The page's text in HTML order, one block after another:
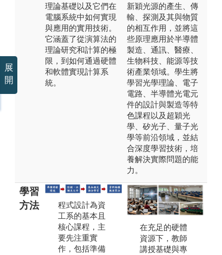
理論基礎以及它們在
電腦系統中如何實現
與應用的實用技術。
它涵蓋了從演算法的
理論研究和計算的極
限，到如何通過硬體
和軟體實現計算系
統。
新穎光源的產生、傳
輸、探測及其與物質
的相互作用，並將這
些原理應用於半導體
製造、通訊、醫療、
生物科技、能源等技
術產業領域。學生將
學習光學理論、電子
電路、半導體光電元
件的設計與製造等特
色課程以及超穎光
學、矽光子、量子光
學等前沿領域，並結
合深度學習技術，培
養解決實際問題的能
力。
學習
方法
程式設計為資
工系的基本且
核心課程，主
要先注重實
作，包括準備
系統開發即是
在電腦系統上
做某一功能或
應用上的開
發，主要會以
在充足的硬體
資源下，教師
講授基礎與專
展
開